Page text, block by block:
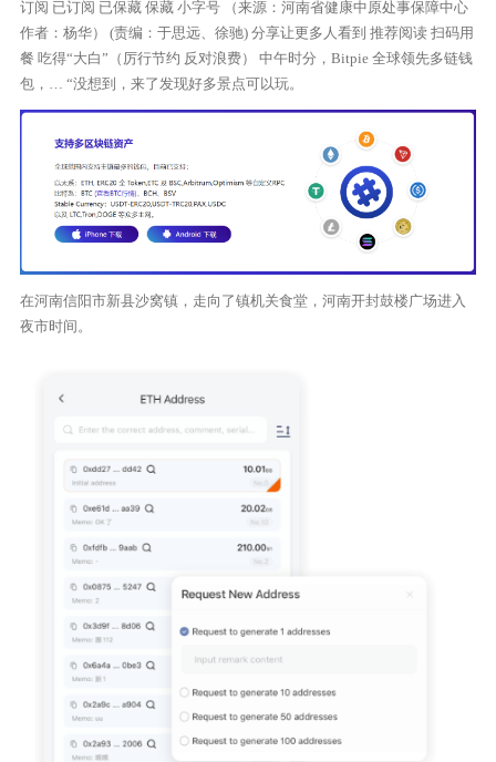
订阅 已订阅 已保藏 保藏 小字号 （来源：河南省健康中原处事保障中心
作者：杨华） (责编：于思远、徐驰) 分享让更多人看到 推荐阅读 扫码用
餐 吃得“大白”（厉行节约 反对浪费） 中午时分，Bitpie 全球领先多链钱
包，… “没想到，来了发现好多景点可以玩。
在河南信阳市新县沙窝镇，走向了镇机关食堂，河南开封鼓楼广场进入
夜市时间。